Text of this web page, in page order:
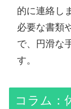
的に連絡し
必要な書類
で、円滑な
す。
コラム：